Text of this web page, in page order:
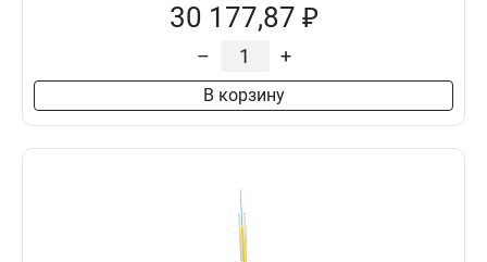
30 177,87 ₽
– +
В корзину